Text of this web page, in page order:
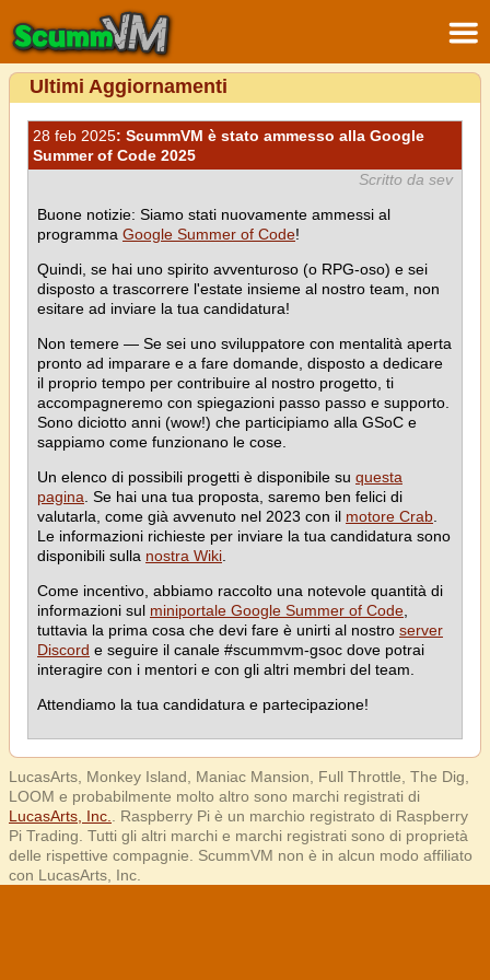
Ultimi Aggiornamenti
28 feb 2025: ScummVM è stato ammesso alla Google
Summer of Code 2025
Scritto da sev
Buone notizie: Siamo stati nuovamente ammessi al
programma Google Summer of Code!
Quindi, se hai uno spirito avventuroso (o RPG-oso) e sei
disposto a trascorrere l'estate insieme al nostro team, non
esitare ad inviare la tua candidatura!
Non temere — Se sei uno sviluppatore con mentalità aperta
pronto ad imparare e a fare domande, disposto a dedicare
il proprio tempo per contribuire al nostro progetto, ti
accompagneremo con spiegazioni passo passo e supporto.
Sono diciotto anni (wow!) che participiamo alla GSoC e
sappiamo come funzionano le cose.
Un elenco di possibili progetti è disponibile su questa
pagina . Se hai una tua proposta, saremo ben felici di
valutarla, come già avvenuto nel 2023 con il motore Crab
Le informazioni richieste per inviare la tua candidatura sono
disponibili sulla nostra Wiki
Come incentivo, abbiamo raccolto una notevole quantità di
informazioni sul miniportale Google Summer of Code
tuttavia la prima cosa che devi fare è unirti al nostro server
Discord e seguire il canale #scummvm-gsoc dove potrai
interagire con i mentori e con gli altri membri del team.
Attendiamo la tua candidatura e partecipazione!
LucasArts, Monkey Island, Maniac Mansion, Full Throttle, The Dig,
LOOM e probabilmente molto altro sono marchi registrati di
LucasArts, Inc.
. Raspberry Pi è un marchio registrato di Raspberry
Pi Trading. Tutti gli altri marchi e marchi registrati sono di proprietà
delle rispettive compagnie. ScummVM non è in alcun modo affiliato
con LucasArts, Inc.